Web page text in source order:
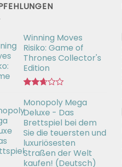
Winning Moves
Risiko: Game of
Thrones Collector's
Edition
mit
2.66
von 5
Monopoly Mega
Deluxe - Das
Brettspiel bei dem
Sie die teuersten und
luxuriösesten
Straßen der Welt
kaufen! (Deutsch)